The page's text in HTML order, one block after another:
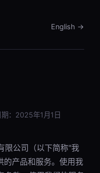
English →
：2025年1月1日
限公司（以下简称"我
的产品和服务。使用我